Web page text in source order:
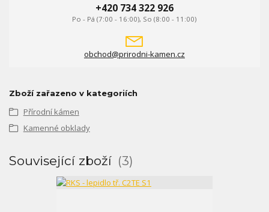
+420 734 322 926
Po - Pá (7:00 - 16:00), So (8:00 - 11:00)
obchod@prirodni-kamen.cz
Zboží zařazeno v kategoriích
Přírodní kámen
Kamenné obklady
Související zboží 3